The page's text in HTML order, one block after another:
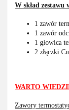
W skład zestawu
1 zawór
1 zawór
1 głowica
2 złączki
WARTO
Zawory